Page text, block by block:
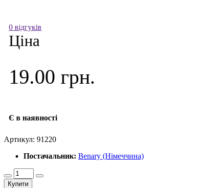
0 відгуків
Ціна
19.00 грн.
Є в наявності
Артикул: 91220
Постачальник: Benary (Німеччина)
Купити